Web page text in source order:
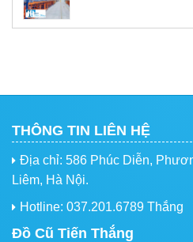
THÔNG TIN LIÊN HỆ
Địa chỉ: 586 Phúc Diễn,
Liêm, Hà Nội.
Hotline: 037.201.6789 Thắng
Đồ Cũ Tiến Thắng